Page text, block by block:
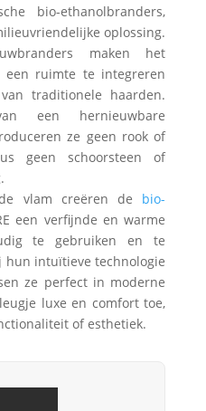
bio-ethanolbranders,
oplossing.
maken het
een ruimte te integreren
traditionele haarden.
een hernieuwbare
ze geen rook of
geen schoorsteen of
vlam creëren de bio-
een verfijnde en warme
te gebruiken en te
hun intuïtieve technologie
ze perfect in moderne
luxe en comfort toe,
of esthetiek.